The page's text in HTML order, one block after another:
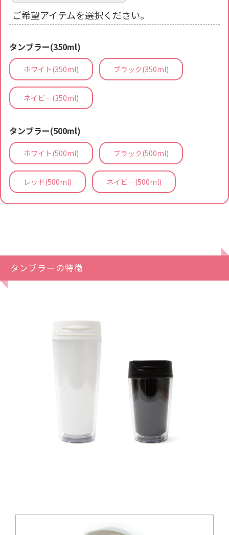
ご希望アイテムを選択ください。
タンブラー(350ml)
ホワイト(350ml) ブラック(350ml)
ネイビー(350ml)
タンブラー(500ml)
ホワイト(500ml) ブラック(500ml)
レッド(500ml) ネイビー(500ml)
タンブラーの特徴